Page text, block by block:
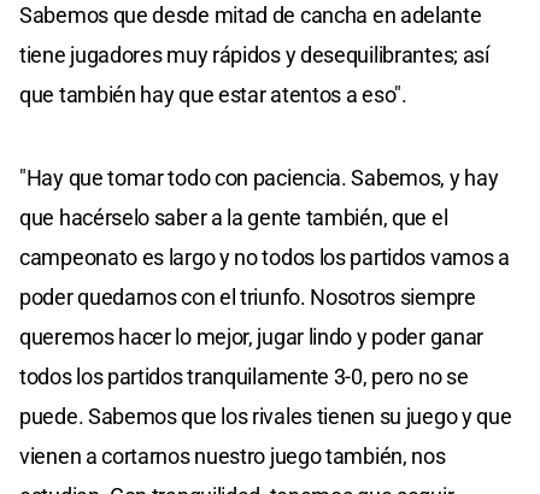
Sabemos que desde mitad de cancha en adelante
tiene jugadores muy rápidos y desequilibrantes; así
que también hay que estar atentos a eso".
"Hay que tomar todo con paciencia. Sabemos, y hay
que hacérselo saber a la gente también, que el
campeonato es largo y no todos los partidos vamos a
poder quedarnos con el triunfo. Nosotros siempre
queremos hacer lo mejor, jugar lindo y poder ganar
todos los partidos tranquilamente 3-0, pero no se
puede. Sabemos que los rivales tienen su juego y que
vienen a cortarnos nuestro juego también, nos